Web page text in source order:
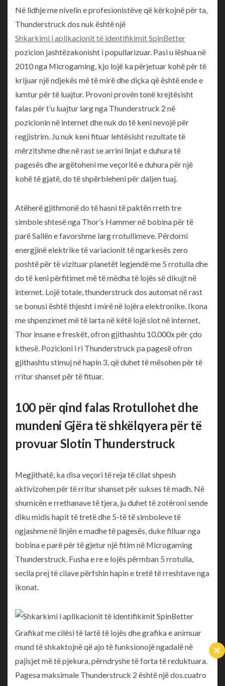
Në lidhje me nivelin e profesionistëve që kërkojnë për ta,
Thunderstruck dos nuk është një
Shkarkimi i aplikacionit të identifikimit SpinBetter
pozicion jashtëzakonisht i popullarizuar. Pasi u lëshua në
2010 nga Microgaming, kjo lojë ka përjetuar kohë për të
krijuar një ndjekës më të mirë dhe diçka që është ende e
lumtur për të luajtur. Provoni provën tonë krejtësisht
falas për t’u luajtur larg nga Thunderstruck 2 në
pozicionin në internet dhe nuk do të keni nevojë për
regjistrim. Ju nuk keni fituar lehtësisht rezultate të
mërzitshme dhe në rast se arrini linjat e duhura të
pagesës dhe argëtoheni me veçoritë e duhura për një
kohë të gjatë, do të shpërbleheni për daljen tuaj.
Atëherë gjithmonë do të hasni të paktën rreth tre
simbole shtesë nga Thor’s Hammer në bobina për të
parë Sallën e favorshme larg rrotullimeve. Përdorni
energjinë elektrike të variacionit të ngarkesës zero
poshtë për të vizituar planetët legjendë me 5 rrotulla dhe
do të keni përfitimet më të mëdha të lojës së dikujt në
internet. Lojë totale, thunderstruck dos automat në rast
se bonusi është thjesht i mirë në lojëra elektronike. Ikona
me shpenzimet më të larta në këtë lojë slot në internet,
Thor insane e freskët, ofron gjithashtu 10,000x për çdo
kthesë. Pozicioni i ri Thunderstruck pa pagesë ofron
gjithashtu stimuj në hapin 3, që duhet të mësohen për të
rritur shanset për të fituar.
100 për qind falas Rrotullohet dhe
mundeni Gjëra të shkëlqyera për të
provuar Slotin Thunderstruck
Megjithatë, ka disa veçori të reja të cilat shpesh
aktivizohen për të rritur shanset për sukses të madh. Në
shumicën e rrethanave të tjera, ju duhet të zotëroni sende
diku midis hapit të tretë dhe 5-të të simboleve të
ngjashme në linjën e madhe të pagesës, duke filluar nga
bobina e parë për të gjetur një fitim në Microgaming
Thunderstruck. Fusha e re e lojës përmban 5 rrotulla,
secila prej të cilave përfshin hapin e tretë të rreshtave nga
ikonat.
Grafikat me cilësi të lartë të lojës dhe grafika e animuar
mund të shkaktojnë që ajo të funksionojë ngadalë në
pajisjet më të pjekura, përndryshe të forta të reduktuara.
Pagesa maksimale Thunderstruck 2 është një dos.cuatro